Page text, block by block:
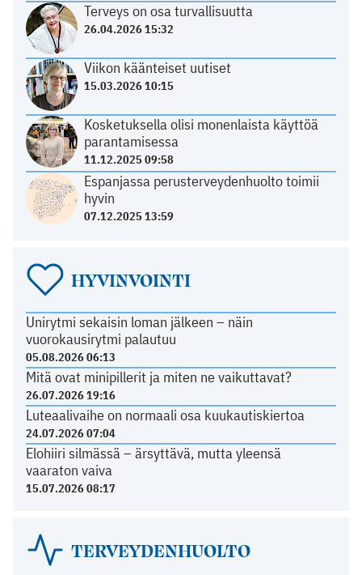
Terveys on osa turvallisuutta
26.04.2026 15:32
Viikon käänteiset uutiset
15.03.2026 10:15
Kosketuksella olisi monenlaista käyttöä
parantamisessa
11.12.2025 09:58
Espanjassa perusterveydenhuolto toimii
hyvin
07.12.2025 13:59
HYVINVOINTI
Unirytmi sekaisin loman jälkeen – näin
vuorokausirytmi palautuu
05.08.2026 06:13
Mitä ovat minipillerit ja miten ne vaikuttavat?
26.07.2026 19:16
Luteaalivaihe on normaali osa kuukautiskiertoa
24.07.2026 07:04
Elohiiri silmässä – ärsyttävä, mutta yleensä
vaaraton vaiva
15.07.2026 08:17
TERVEYDENHUOLTO